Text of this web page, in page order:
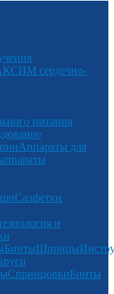
сердечно-
питания
Аппараты для
Салфетки
и
БинтыШприцы
СпринцовкиБинты